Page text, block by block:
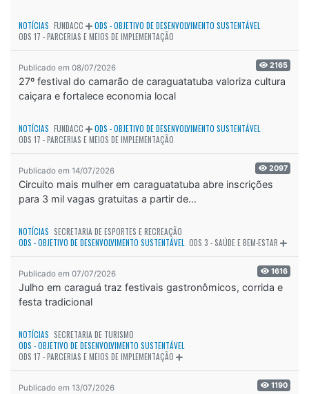
NOTÍCIAS FUNDACC
ODS - OBJETIVO DE DESENVOLVIMENTO SUSTENTÁVEL
ODS 17 - PARCERIAS E MEIOS DE IMPLEMENTAÇÃO
Publicado em 08/07/2026 2165
27º festival do camarão de caraguatatuba valoriza cultura
caiçara e fortalece economia local
NOTÍCIAS FUNDACC
ODS - OBJETIVO DE DESENVOLVIMENTO SUSTENTÁVEL
ODS 17 - PARCERIAS E MEIOS DE IMPLEMENTAÇÃO
Publicado em 14/07/2026 2097
Circuito mais mulher em caraguatatuba abre inscrições
para 3 mil vagas gratuitas a partir de...
NOTÍCIAS SECRETARIA DE ESPORTES E RECREAÇÃO
ODS - OBJETIVO DE DESENVOLVIMENTO SUSTENTÁVEL ODS 3 - SAÚDE E BEM-ESTAR
Publicado em 07/07/2026 1616
Julho em caraguá traz festivais gastronômicos, corrida e
festa tradicional
NOTÍCIAS SECRETARIA DE TURISMO
ODS - OBJETIVO DE DESENVOLVIMENTO SUSTENTÁVEL
ODS 17 - PARCERIAS E MEIOS DE IMPLEMENTAÇÃO
Publicado em 13/07/2026 1190